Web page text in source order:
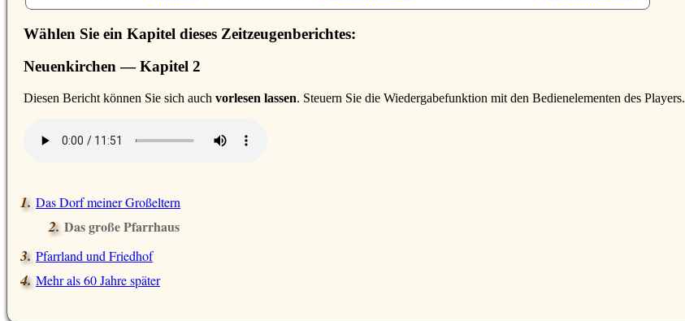
Wählen Sie ein Kapitel dieses Zeitzeugenberichtes:
Neuenkirchen — Kapitel 2
Diesen Bericht können Sie sich auch vorlesen lassen. Steuern Sie die Wiedergabefunktion mit den Bedienelementen des Players.
Das Dorf meiner Großeltern
Das große Pfarrhaus
Pfarrland und Friedhof
Mehr als 60 Jahre später